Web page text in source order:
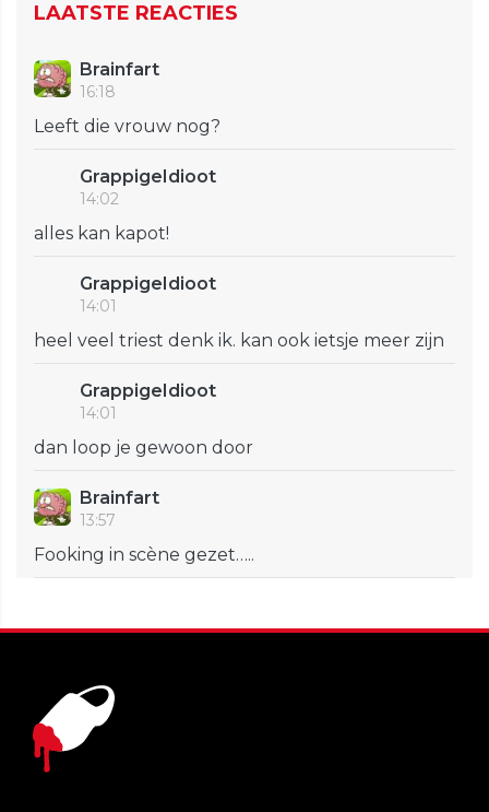
LAATSTE REACTIES
Brainfart
16:18
Leeft die vrouw nog?
GrappigeIdioot
14:02
alles kan kapot!
GrappigeIdioot
14:01
heel veel triest denk ik. kan ook ietsje meer zijn
GrappigeIdioot
14:01
dan loop je gewoon door
Brainfart
13:57
Fooking in scène gezet…..